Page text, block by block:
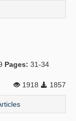
Pages: 31-34
1918
1857